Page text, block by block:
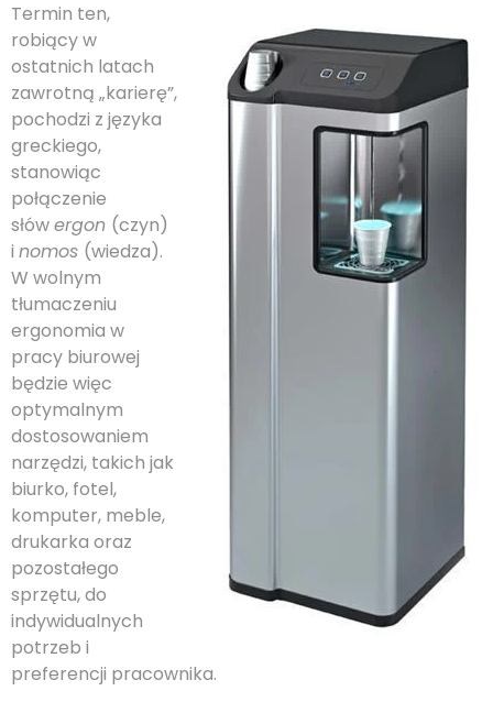
Termin ten,
robiący w
ostatnich latach
zawrotną „karierę”,
pochodzi z języka
greckiego,
stanowiąc
połączenie
słówergon (czyn)
i nomos (wiedza).
W wolnym
tłumaczeniu
ergonomia w
pracy biurowej
będzie więc
optymalnym
dostosowaniem
narzędzi, takich jak
biurko, fotel,
komputer, meble,
drukarka oraz
pozostałego
sprzętu, do
indywidualnych
potrzeb i
preferencji pracownika.